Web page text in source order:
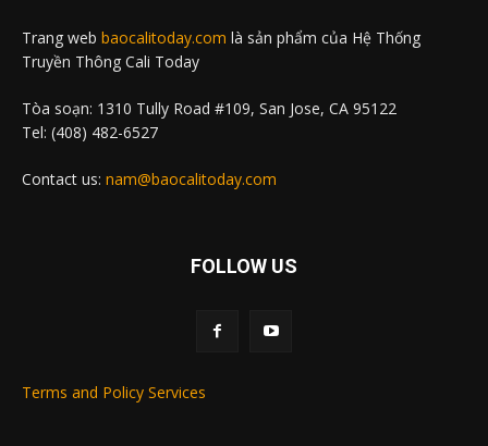
Trang web baocalitoday.com là sản phẩm của Hệ Thống
Truyền Thông Cali Today
Tòa soạn: 1310 Tully Road #109, San Jose, CA 95122
Tel: (408) 482-6527
Contact us: nam@baocalitoday.com
FOLLOW US
Terms and Policy Services